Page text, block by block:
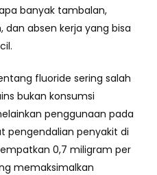
banyak tambalan,
dan absen kerja yang bisa
fluoride sering salah
bukan konsumsi
penggunaan pada
pengendalian penyakit di
0,7 miligram per
memaksimalkan